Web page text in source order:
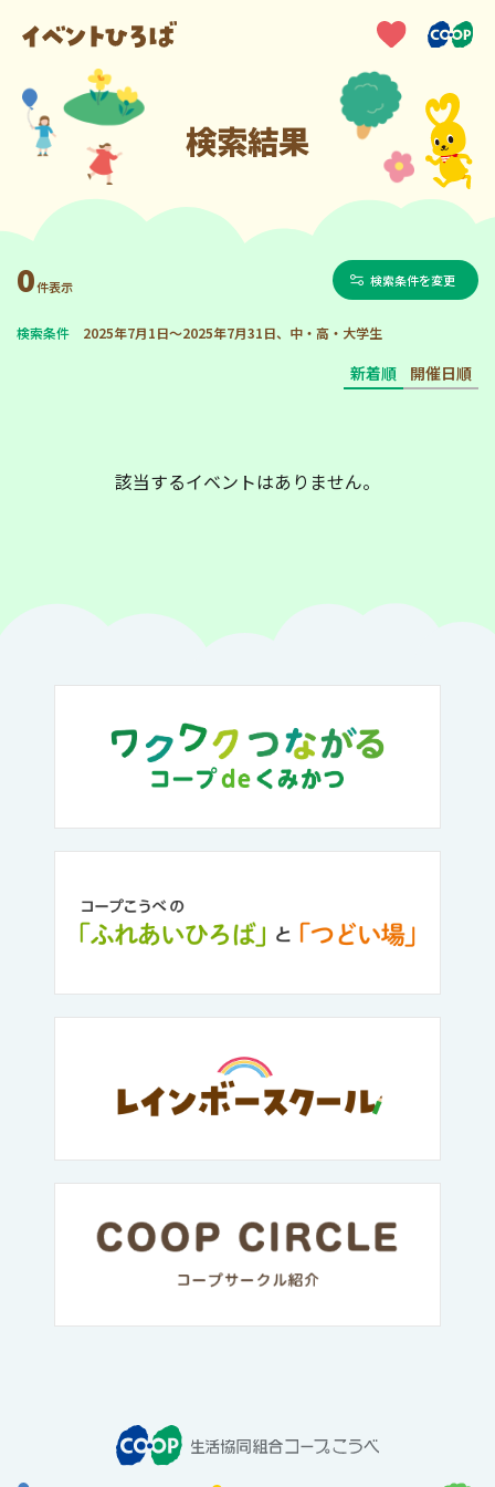
検索結果
0件表示 検索条件を変更
検索条件 2025年7月1日～2025年7月31日、中・高・大学生
新着順 開催日順
該当するイベントはありません。